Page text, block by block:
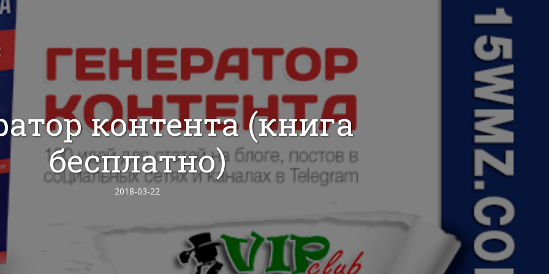
контента (книга
бесплатно)
2018-03-22